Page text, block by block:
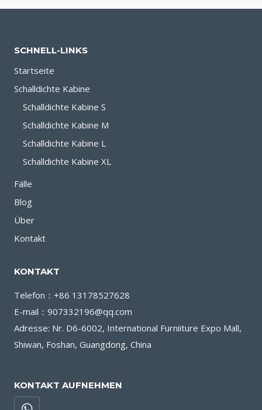
SCHNELL-LINKS
Startseite
Schalldichte Kabine
Schalldichte Kabine S
Schalldichte Kabine M
Schalldichte Kabine L
Schalldichte Kabine XL
Fälle
Blog
Über
Kontakt
KONTAKT
Telefon：+86 13178527628
E-mail：907332196@qq.com
Adresse: Nr. D6-6002, International Furniiture Expo Mall,
Shiwan, Foshan, Guangdong, China
KONTAKT AUFNEHMEN